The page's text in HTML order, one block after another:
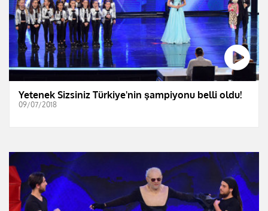
Yetenek Sizsiniz Türkiye'nin şampiyonu belli oldu!
09/07/2018